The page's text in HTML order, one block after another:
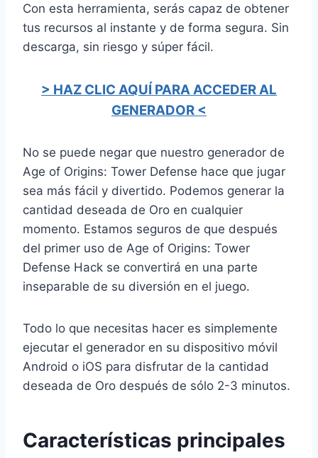
Con esta herramienta, serás capaz de obtener
tus recursos al instante y de forma segura. Sin
descarga, sin riesgo y súper fácil.
> HAZ CLIC AQUÍ PARA ACCEDER AL
GENERADOR <
No se puede negar que nuestro generador de
Age of Origins: Tower Defense hace que jugar
sea más fácil y divertido. Podemos generar la
cantidad deseada de Oro en cualquier
momento. Estamos seguros de que después
del primer uso de Age of Origins: Tower
Defense Hack se convertirá en una parte
inseparable de su diversión en el juego.
Todo lo que necesitas hacer es simplemente
ejecutar el generador en su dispositivo móvil
Android o iOS para disfrutar de la cantidad
deseada de Oro después de sólo 2-3 minutos.
Características principales